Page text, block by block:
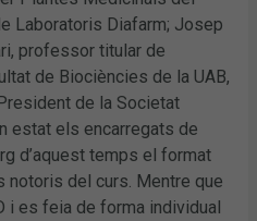
Laboratoris Diafarm; Josep
professor titular de
de Biociències de la UAB,
de la Societat
estat els encarregats de
d’aquest temps el format
notoris del curs. Mentre que
i es feia de forma individual